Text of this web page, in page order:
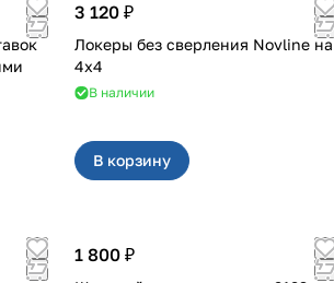
3 120 ₽
Локеры без сверления Novline на
4х4
В наличии
В корзину
1 800 ₽